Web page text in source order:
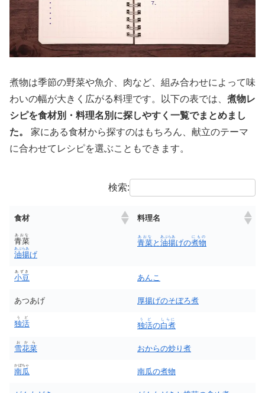
煮物は季節の野菜や魚介、肉など、組み合わせによって味
わいの幅が大きく広がる料理です。以下の表では、 煮物レ
シピを食材別・料理名別に探しやすく一覧でまとめまし
た。
家にある食材から探すのはもちろん、献立のテーマ
に合わせてレシピを選ぶこともできます。
検索:
食材 料理名
青菜
あおな
油揚
あぶらあ
げ
青菜
あおな
と 油揚
あぶらあ
げの煮物
にもの
小豆
あずき
あんこ
あつあげ 厚揚げのそぼろ煮
独活
うど
独活
うど
の白煮
しらに
雪花菜
おから
おからの炒り煮
南瓜
かぼちゃ
南瓜の煮物